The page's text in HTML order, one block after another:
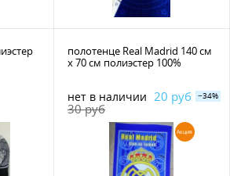
полотенце Real Madrid 140 см
х 70 см полиэстер 100%
нет в наличии 20 руб
30 руб
−34%
Акция